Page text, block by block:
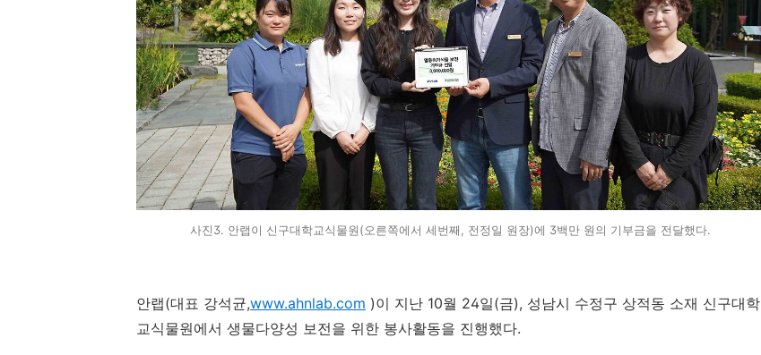
사진3. 안랩이 신구대학교식물원(오른쪽에서 세번째, 전정일 원장)에 3백만 원의 기부금을 전달했다.
안랩(대표 강석균,www.ahnlab.com )이 지난 10월 24일(금), 성남시 수정구 상적동 소재 신구대학
교식물원에서 생물다양성 보전을 위한 봉사활동을 진행했다.